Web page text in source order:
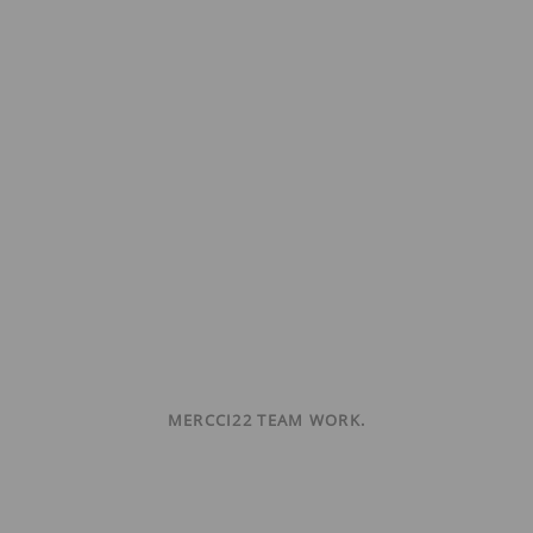
MERCCI22 TEAM WORK.